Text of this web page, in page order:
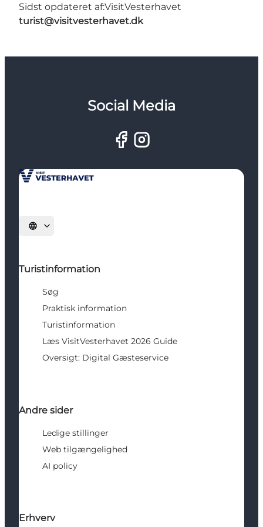
Sidst opdateret af:VisitVesterhavet
turist@visitvesterhavet.dk
Social Media
Vælg sprog
Turistinformation
Søg
Praktisk information
Turistinformation
Læs VisitVesterhavet 2026 Guide
Oversigt: Digital Gæsteservice
Andre sider
Ledige stillinger
Web tilgængelighed
AI policy
Erhverv